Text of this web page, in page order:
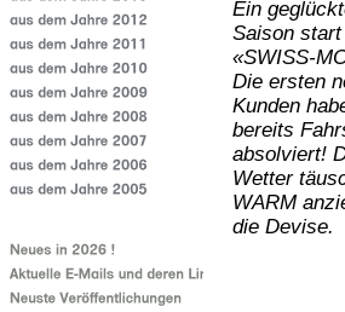
Ein
Saison
«SWISS-
Die ersten
Kunden
bereits
absolviert!
Wetter
WARM
die Devise.